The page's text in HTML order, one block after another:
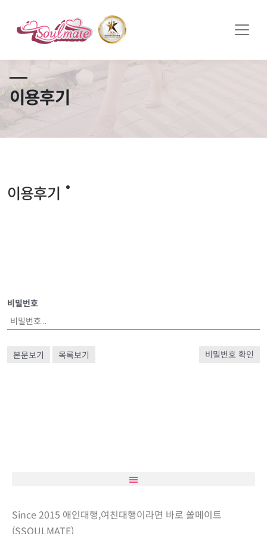
이용후기
이용후기
비밀번호
본문보기 목록보기 비밀번호 확인
Since 2015 애인대행,여친대행이라면 바로 쏠메이트
(SSOULMATE)
쏠메이트×토모토모 프로모션 영상 full버전 보러가기